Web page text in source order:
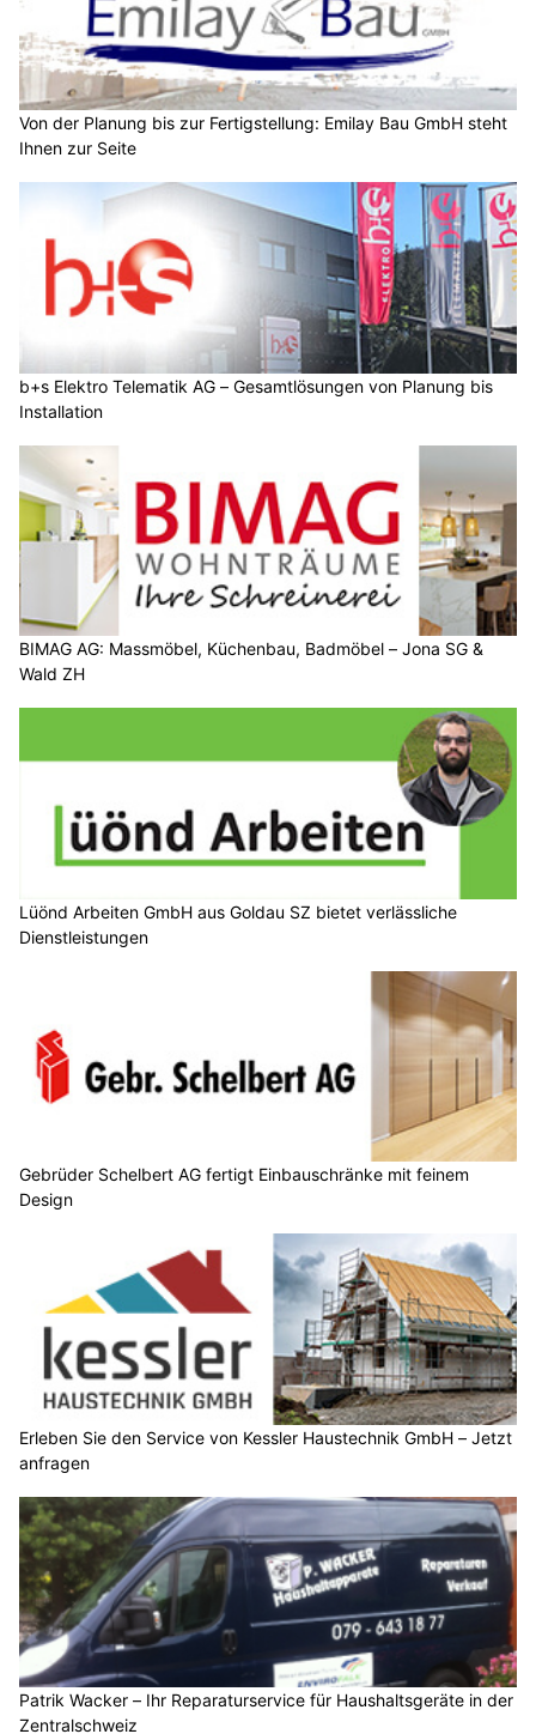
Von der Planung bis zur Fertigstellung: Emilay Bau GmbH steht
Ihnen zur Seite
b+s Elektro Telematik AG – Gesamtlösungen von Planung bis
Installation
BIMAG AG: Massmöbel, Küchenbau, Badmöbel – Jona SG &
Wald ZH
Lüönd Arbeiten GmbH aus Goldau SZ bietet verlässliche
Dienstleistungen
Gebrüder Schelbert AG fertigt Einbauschränke mit feinem
Design
Erleben Sie den Service von Kessler Haustechnik GmbH – Jetzt
anfragen
Patrik Wacker – Ihr Reparaturservice für Haushaltsgeräte in der
Zentralschweiz